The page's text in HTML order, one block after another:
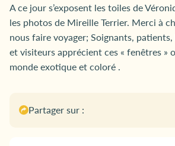
A ce jour s’exposent les toiles de
les photos de Mireille Terrier. Merci à
nous faire voyager; Soignants,
et visiteurs apprécient ces « fenêtres »
monde exotique et coloré .
Partager sur :